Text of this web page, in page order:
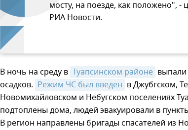
мосту, на поезде, как положено",
РИА Новости.
В ночь на среду в Туапсинском районе
осадков. Режим ЧС был введен в Джубгском,
Новомихайловском и Небугском поселениях
подтоплены дома, людей эвакуировали в
В регион направлены бригады спасателей из